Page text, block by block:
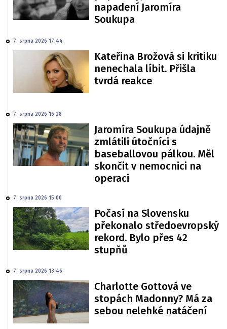
napadení Jaromíra
Soukupa
7. srpna 2026 17:44
Kateřina Brožová si kritiku
nenechala líbit. Přišla
tvrdá reakce
7. srpna 2026 16:28
Jaromíra Soukupa údajně
zmlátili útočníci s
baseballovou pálkou. Měl
skončit v nemocnici na
operaci
7. srpna 2026 15:00
Počasí na Slovensku
překonalo středoevropský
rekord. Bylo přes 42
stupňů
7. srpna 2026 13:46
Charlotte Gottová ve
stopách Madonny? Má za
sebou nelehké natáčení